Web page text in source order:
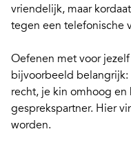
vriendelijk, maar
tegen een telefonische
Oefenen met voor
bijvoorbeeld
recht, je kin omhoog
gesprekspartner. Hier
worden.